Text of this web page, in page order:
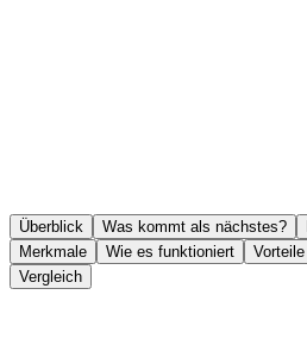
Überblick Was kommt als nächstes?
Merkmale
Wie es funktioniert Vorteile
Vergleich